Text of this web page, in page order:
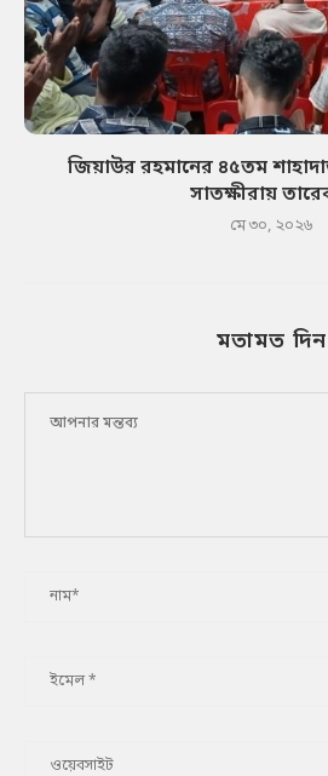
জিয়াউর রহমানের ৪৫তম
সাতক্ষীরায়
মে ৩০, ২০২৬
মতামত দিন